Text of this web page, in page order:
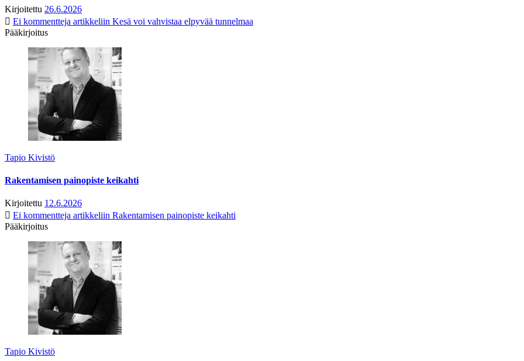
Kirjoitettu 26.6.2026
Ei kommentteja artikkeliin Kesä voi vahvistaa elpyvää tunnelmaa
Pääkirjoitus
Tapio Kivistö
Rakentamisen painopiste keikahti
Kirjoitettu 12.6.2026
Ei kommentteja artikkeliin Rakentamisen painopiste keikahti
Pääkirjoitus
Tapio Kivistö